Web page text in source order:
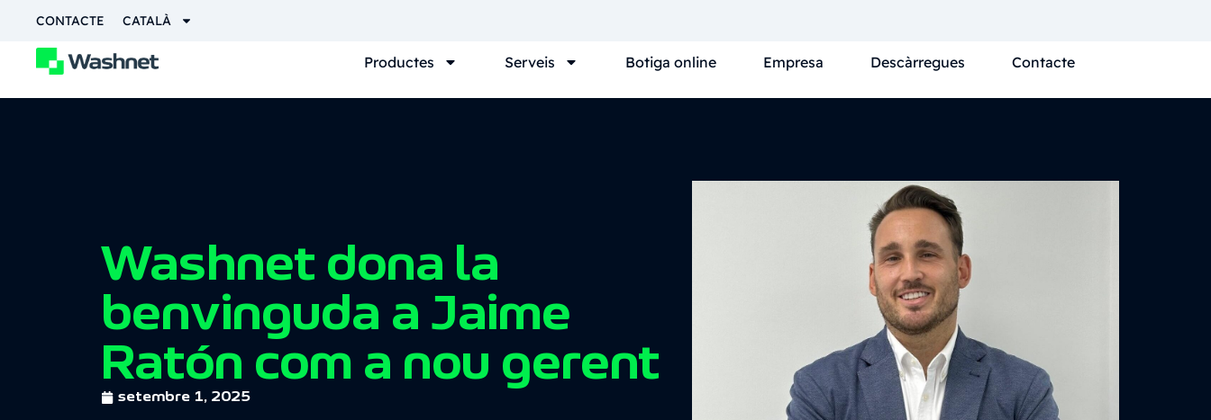
CONTACTE CATALÀ
Productes Serveis Botiga online Empresa Descàrregues Contacte
Washnet dona la
benvinguda a Jaime
Ratón com a nou gerent
setembre 1, 2025